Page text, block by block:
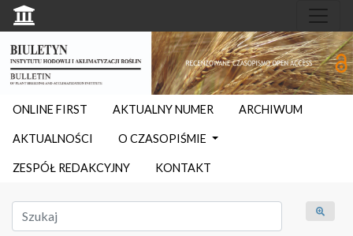
ONLINE FIRST AKTUALNY NUMER ARCHIWUM
AKTUALNOŚCI O CZASOPIŚMIE
ZESPÓŁ REDAKCYJNY KONTAKT